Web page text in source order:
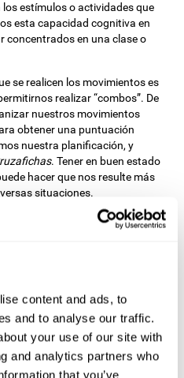
content and ads, to
and to analyse our traffic.
your use of our site with
and analytics partners who
that you’ve
estímulos o actividades que
esta capacidad cognitiva en
concentrados en una clase o
se realicen los movimientos es
realizar “combos”. De
nuestros movimientos
obtener una puntuación
nuestra planificación, y
. Tener en buen estado
hacer que nos resulte más
situaciones.
de nuestra planificación
trabajos escolares o
los estímulos sin cometer
correctamente las
nuestra percepción visual
potenciar su estado. Una
permite interpretar y distinguir
que nos rodean. Así, también